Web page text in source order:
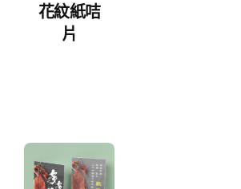
花紋紙咭
片